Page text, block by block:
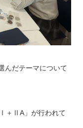
んだテーマについて
＋ⅡA」が行われて